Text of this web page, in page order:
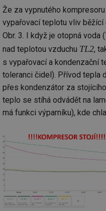
Že za vypnutého
vypařovací teplotu vliv
Obr. 3. I když je otopná voda (
nad teplotou vzduchu TL2,
s vypařovací a kondenzační
toleranci čidel). Přívod tepla
přes kondenzátor za
teplo se stíhá odvádět na
má funkci výparníku), kde